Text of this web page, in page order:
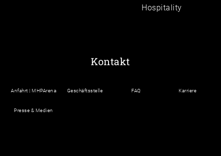
Hospitality
Kontakt
Anfahrt | MHPArena Geschäftsstelle FAQ Karriere
Presse & Medien